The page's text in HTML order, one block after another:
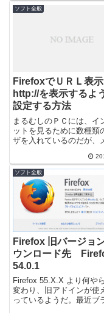
ソフト全般
FirefoxでＵＲＬ表
http://を表示するよ
設定する方法
まるむしのＰＣには、イ
ットを見るために数種類
ザを入れているのだが、
ｘだ。最近各ブラウザも
くなってい...
ソフト全般
Firefox 旧バージョ
ウンロード先
54.0.1
Firefox 55.X.X より何や
変わり、旧アドインが使
っているようだ。最近ブ